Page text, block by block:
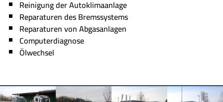
Reinigung der Autoklimaanlage
Reparaturen des Bremssystems
Reparaturen von Abgasanlagen
Computerdiagnose
Ölwechsel